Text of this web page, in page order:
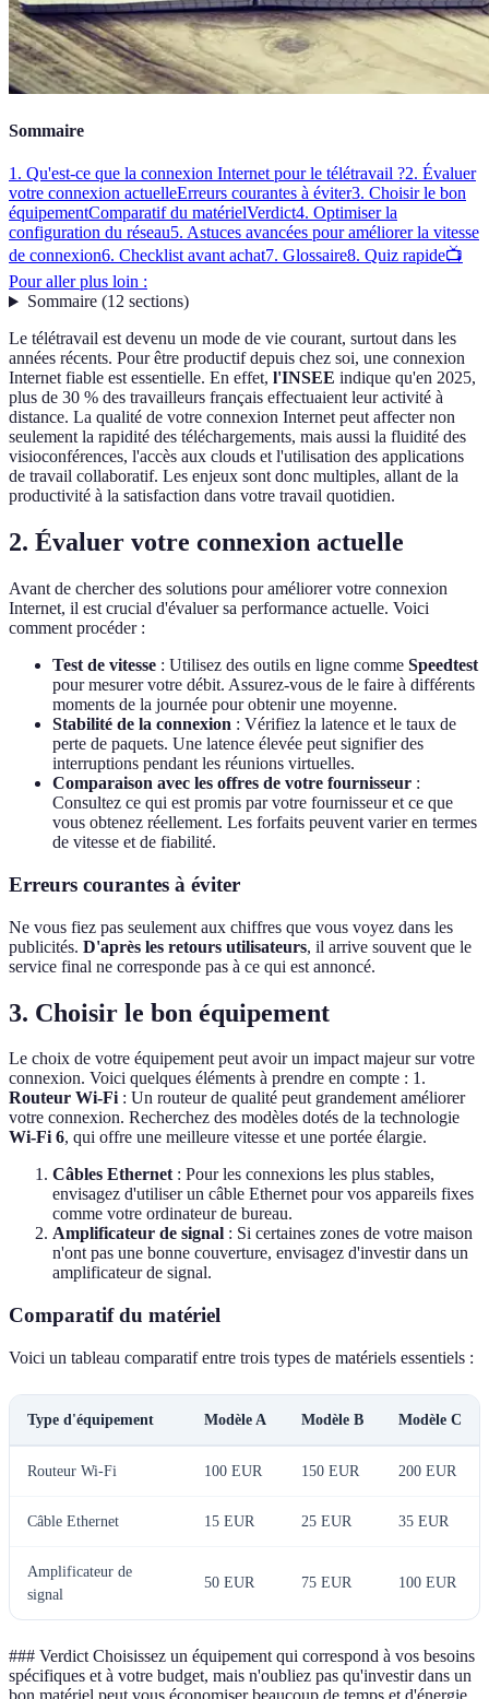
Sommaire
1. Qu'est-ce que la connexion Internet pour le télétravail ?2. Évaluer
votre connexion actuelleErreurs courantes à éviter3. Choisir le bon
équipementComparatif du matérielVerdict4. Optimiser la
configuration du réseau5. Astuces avancées pour améliorer la vitesse
de connexion6. Checklist avant achat7. Glossaire8. Quiz rapide📺
Pour aller plus loin :
Sommaire(12 sections)
Le télétravail est devenu un mode de vie courant, surtout dans les
années récents. Pour être productif depuis chez soi, une connexion
Internet fiable est essentielle. En effet, l'INSEE indique qu'en 2025,
plus de 30 % des travailleurs français effectuaient leur activité à
distance. La qualité de votre connexion Internet peut affecter non
seulement la rapidité des téléchargements, mais aussi la fluidité des
visioconférences, l'accès aux clouds et l'utilisation des applications
de travail collaboratif. Les enjeux sont donc multiples, allant de la
productivité à la satisfaction dans votre travail quotidien.
2. Évaluer votre connexion actuelle
Avant de chercher des solutions pour améliorer votre connexion
Internet, il est crucial d'évaluer sa performance actuelle. Voici
comment procéder :
Test de vitesse : Utilisez des outils en ligne comme Speedtest
pour mesurer votre débit. Assurez-vous de le faire à différents
moments de la journée pour obtenir une moyenne.
Stabilité de la connexion : Vérifiez la latence et le taux de
perte de paquets. Une latence élevée peut signifier des
interruptions pendant les réunions virtuelles.
Comparaison avec les offres de votre fournisseur :
Consultez ce qui est promis par votre fournisseur et ce que
vous obtenez réellement. Les forfaits peuvent varier en termes
de vitesse et de fiabilité.
Erreurs courantes à éviter
Ne vous fiez pas seulement aux chiffres que vous voyez dans les
publicités. D'après les retours utilisateurs, il arrive souvent que le
service final ne corresponde pas à ce qui est annoncé.
3. Choisir le bon équipement
Le choix de votre équipement peut avoir un impact majeur sur votre
connexion. Voici quelques éléments à prendre en compte : 1.
Routeur Wi-Fi: Un routeur de qualité peut grandement améliorer
votre connexion. Recherchez des modèles dotés de la technologie
Wi-Fi 6, qui offre une meilleure vitesse et une portée élargie.
Câbles Ethernet: Pour les connexions les plus stables,
envisagez d'utiliser un câble Ethernet pour vos appareils fixes
comme votre ordinateur de bureau.
Amplificateur de signal : Si certaines zones de votre maison
n'ont pas une bonne couverture, envisagez d'investir dans un
amplificateur de signal.
Comparatif du matériel
Voici un tableau comparatif entre trois types de matériels essentiels :
Type d'équipement Modèle A Modèle B Modèle C
Routeur Wi-Fi 100 EUR 150 EUR 200 EUR
Câble Ethernet 15 EUR 25 EUR 35 EUR
Amplificateur de
signal
50 EUR 75 EUR 100 EUR
### Verdict Choisissez un équipement qui correspond à vos besoins
spécifiques et à votre budget, mais n'oubliez pas qu'investir dans un
bon matériel peut vous économiser beaucoup de temps et d'énergie